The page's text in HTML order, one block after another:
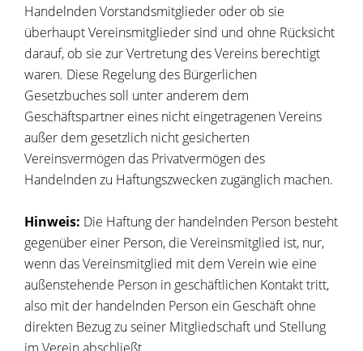
Handelnden Vorstandsmitglieder oder ob sie
überhaupt Vereinsmitglieder sind und ohne Rücksicht
darauf, ob sie zur Vertretung des Vereins berechtigt
waren. Diese Regelung des Bürgerlichen
Gesetzbuches soll unter anderem dem
Geschäftspartner eines nicht eingetragenen Vereins
außer dem gesetzlich nicht gesicherten
Vereinsvermögen das Privatvermögen des
Handelnden zu Haftungszwecken zugänglich machen.
Hinweis: Die Haftung der handelnden Person besteht
gegenüber einer Person, die Vereinsmitglied ist, nur,
wenn das Vereinsmitglied mit dem Verein wie eine
außenstehende Person in geschäftlichen Kontakt tritt,
also mit der handelnden Person ein Geschäft ohne
direkten Bezug zu seiner Mitgliedschaft und Stellung